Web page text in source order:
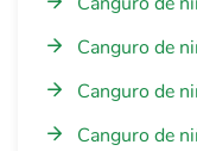
Canguro de
Canguro de
Canguro de